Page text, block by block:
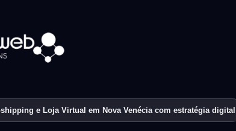
e Loja Virtual em Nova Venécia com estratégia digital